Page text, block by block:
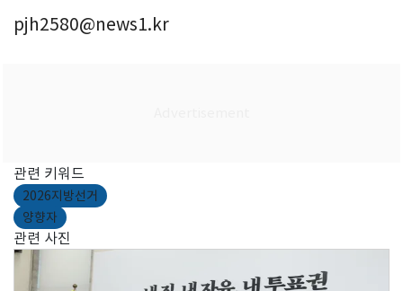
pjh2580@news1.kr
관련 키워드
2026지방선거
양향자
관련 사진